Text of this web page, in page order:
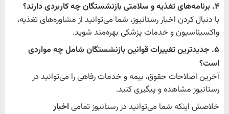
۴. برنامه‌های تغذیه و سلامتی بازنشستگان چه کاربردی دارند؟
با دنبال کردن اخبار رستانیوز، شما می‌توانید از مشاوره‌های تغذیه،
واکسیناسیون و خدمات پزشکی بهره‌مند شوید.
۵. جدیدترین تغییرات قوانین بازنشستگان شامل چه مواردی
است؟
آخرین اصلاحات حقوق، بیمه و خدمات رفاهی را می‌توانید در
رستانیوز مشاهده و پیگیری کنید.
خلاصش اینکه شما می‌توانید در رستانیوز تمامی اخبار